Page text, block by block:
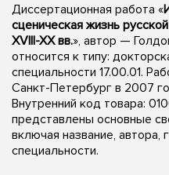
Диссертационная работа «
сценическая жизнь
XVIII-XX вв.», автор —
относится к типу:
специальности 17.00.01.
Санкт-Петербург в 2007
Внутренний код товара:
представлены основные
включая название,
специальности.